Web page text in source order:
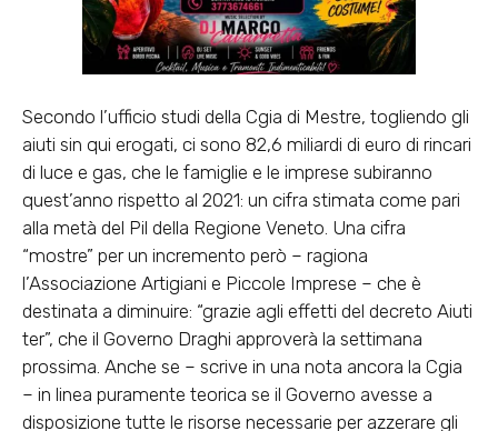
Secondo l’ufficio studi della Cgia di Mestre, togliendo gli
aiuti sin qui erogati, ci sono 82,6 miliardi di euro di rincari
di luce e gas, che le famiglie e le imprese subiranno
quest’anno rispetto al 2021: un cifra stimata come pari
alla metà del Pil della Regione Veneto. Una cifra
“mostre” per un incremento però – ragiona
l’Associazione Artigiani e Piccole Imprese – che è
destinata a diminuire: “grazie agli effetti del decreto Aiuti
ter”, che il Governo Draghi approverà la settimana
prossima. Anche se – scrive in una nota ancora la Cgia
– in linea puramente teorica se il Governo avesse a
disposizione tutte le risorse necessarie per azzerare gli